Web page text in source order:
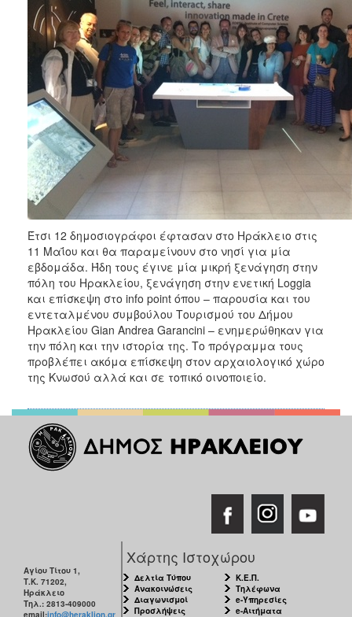
ΗΡΑΚΛΕΙΟ
Έτσι 12 δημοσιογράφοι έφτασαν στο Ηράκλειο στις
11 Μαΐου και θα παραμείνουν στο νησί για μία
εβδομάδα. Ήδη τους έγινε μία μικρή ξενάγηση στην
πόλη του Ηρακλείου, ξενάγηση στην ενετική Loggia
και επίσκεψη στο info point όπου – παρουσία και του
εντεταλμένου συμβούλου Τουρισμού του Δήμου
Ηρακλείου Gian Andrea Garancini – ενημερώθηκαν για
την πόλη και την ιστορία της. Το πρόγραμμα τους
προβλέπει ακόμα επίσκεψη στον αρχαιολογικό χώρο
της Κνωσού αλλά και σε τοπικό οινοποιείο.
Αγίου Τίτου 1,
Τ.Κ. 71202,
Ηράκλειο
Τηλ.: 2813-409000
email:info@heraklion.gr
Χάρτης Ιστοχώρου
Δελτία Τύπου
Ανακοινώσεις
Διαγωνισμοί
Προσλήψεις
Κ.Ε.Π.
Τηλέφωνα
e-Υπηρεσίες
e-Αιτήματα